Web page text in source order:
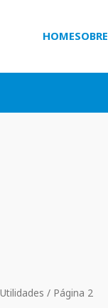
HOMESOBRE
Utilidades / Página 2